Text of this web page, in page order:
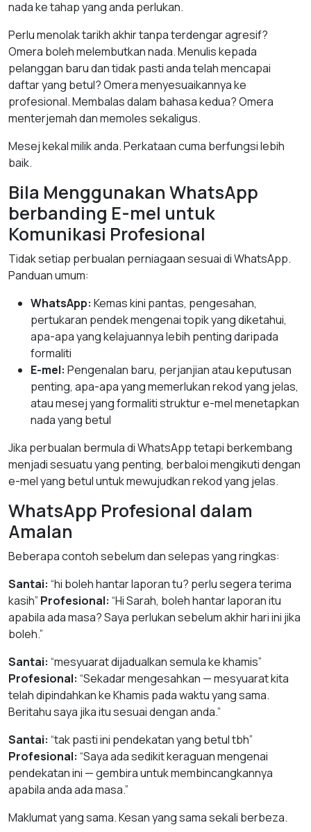
nada ke tahap yang anda perlukan.
Perlu menolak tarikh akhir tanpa terdengar agresif?
Omera boleh melembutkan nada. Menulis kepada
pelanggan baru dan tidak pasti anda telah mencapai
daftar yang betul? Omera menyesuaikannya ke
profesional. Membalas dalam bahasa kedua? Omera
menterjemah dan memoles sekaligus.
Mesej kekal milik anda. Perkataan cuma berfungsi lebih
baik.
Bila Menggunakan WhatsApp
berbanding E-mel untuk
Komunikasi Profesional
Tidak setiap perbualan perniagaan sesuai di WhatsApp.
Panduan umum:
WhatsApp: Kemas kini pantas, pengesahan,
pertukaran pendek mengenai topik yang diketahui,
apa-apa yang kelajuannya lebih penting daripada
formaliti
E-mel: Pengenalan baru, perjanjian atau keputusan
penting, apa-apa yang memerlukan rekod yang jelas,
atau mesej yang formaliti struktur e-mel menetapkan
nada yang betul
Jika perbualan bermula di WhatsApp tetapi berkembang
menjadi sesuatu yang penting, berbaloi mengikuti dengan
e-mel yang betul untuk mewujudkan rekod yang jelas.
WhatsApp Profesional dalam
Amalan
Beberapa contoh sebelum dan selepas yang ringkas:
Santai: “hi boleh hantar laporan tu? perlu segera terima
kasih” Profesional: “Hi Sarah, boleh hantar laporan itu
apabila ada masa? Saya perlukan sebelum akhir hari ini jika
boleh.”
Santai: “mesyuarat dijadualkan semula ke khamis”
Profesional: “Sekadar mengesahkan — mesyuarat kita
telah dipindahkan ke Khamis pada waktu yang sama.
Beritahu saya jika itu sesuai dengan anda.”
Santai: “tak pasti ini pendekatan yang betul tbh”
Profesional: “Saya ada sedikit keraguan mengenai
pendekatan ini — gembira untuk membincangkannya
apabila anda ada masa.”
Maklumat yang sama. Kesan yang sama sekali berbeza.